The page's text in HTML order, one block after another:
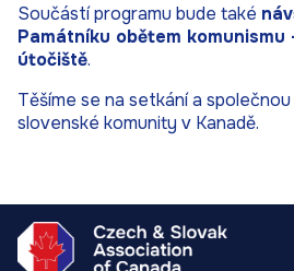
Součástí programu bude také
Památníku obětem komunismu
útočiště.
Těšíme se na setkání a
slovenské komunity v Kanadě.